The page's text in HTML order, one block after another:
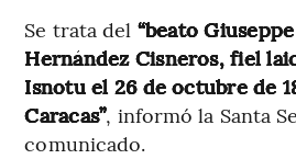
Se trata del “beato
Hernández Cisneros, fiel
Isnotu el 26 de octubre de
Caracas”, informó la Santa
comunicado.